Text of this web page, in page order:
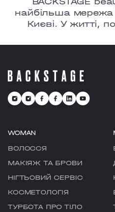
найбільша мережа
Києві. У житті,
де є можливість
WOMAN
ВОЛОССЯ
МАКІЯЖ ТА БРОВИ
НІГТЬОВИЙ СЕРВІС
КОСМЕТОЛОГІЯ
ТУРБОТА ПРО ТІЛО